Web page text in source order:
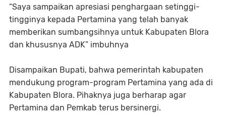
“Saya sampaikan apresiasi penghargaan setinggi-
tingginya kepada Pertamina yang telah banyak
memberikan sumbangsihnya untuk Kabupaten Blora
dan khususnya ADK” imbuhnya
Disampaikan Bupati, bahwa pemerintah kabupaten
mendukung program-program Pertamina yang ada di
Kabupaten Blora. Pihaknya juga berharap agar
Pertamina dan Pemkab terus bersinergi.